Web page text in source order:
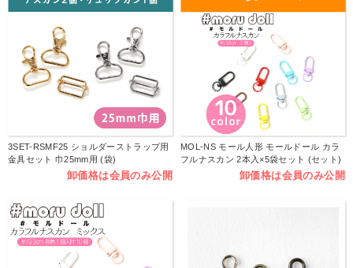
3SET-RSMF25 ショルダーストラップ用
金具セット 巾25mm用 (袋)
卸価格は会員のみ公開
MOL-NS モール人形 モールドール カラ
フルナスカン 2本入×5袋セット (セット)
卸価格は会員のみ公開